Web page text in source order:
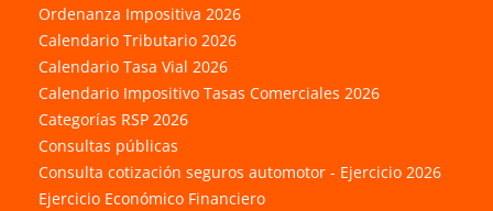
Ordenanza Impositiva 2026
Calendario Tributario 2026
Calendario Tasa Vial 2026
Calendario Impositivo Tasas Comerciales 2026
Categorías RSP 2026
Consultas públicas
Consulta cotización seguros automotor - Ejercicio 2026
Ejercicio Económico Financiero